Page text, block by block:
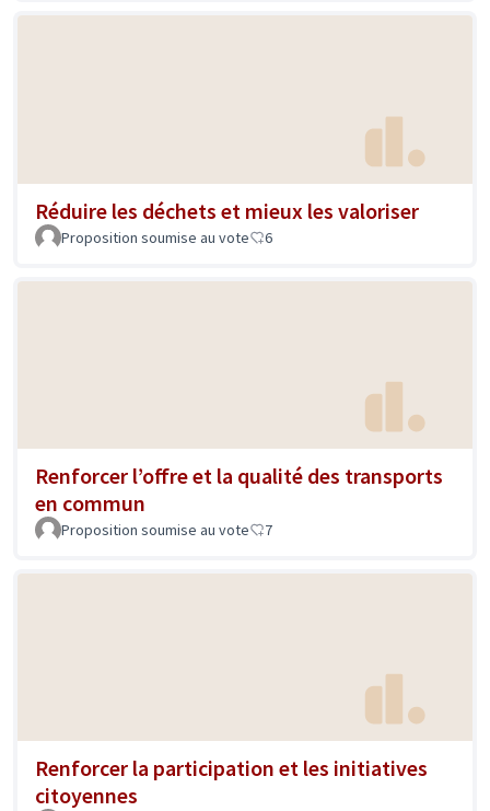
Réduire les déchets et mieux les valoriser
Proposition soumise au vote 6
Renforcer l’offre et la qualité des transports
en commun
Proposition soumise au vote 7
Renforcer la participation et les initiatives
citoyennes